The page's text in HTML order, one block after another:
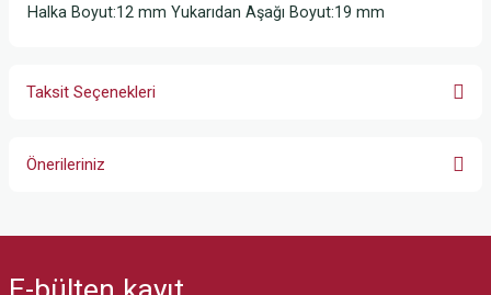
Halka Boyut:12 mm Yukarıdan Aşağı Boyut:19 mm
Taksit Seçenekleri
Önerileriniz
Görüş ve önerileriniz için teşekkür ederiz.